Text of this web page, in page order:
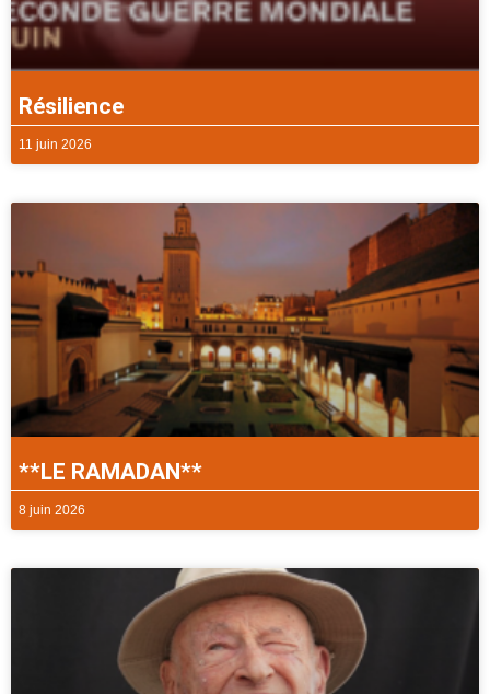
Résilience
11 juin 2026
**LE RAMADAN**
8 juin 2026